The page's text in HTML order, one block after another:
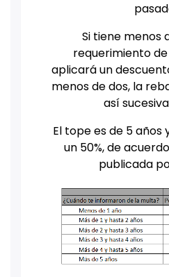
Si tiene menos
requerimiento
aplicará un
menos de dos, la
así
El tope es de 5
un 50%, de
publicada